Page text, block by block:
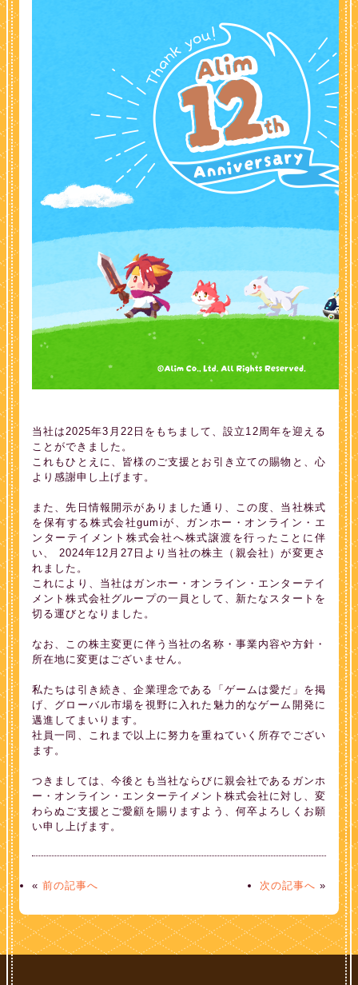
当社は2025年3月22日をもちまして、設立12周年を迎える
ことができました。
これもひとえに、皆様のご支援とお引き立ての賜物と、心
より感謝申し上げます。
また、先日情報開示がありました通り、この度、当社株式
を保有する株式会社gumiが、ガンホー・オンライン・エ
ンターテイメント株式会社へ株式譲渡を行ったことに伴
い、 2024年12月27日より当社の株主（親会社）が変更さ
れました。
これにより、当社はガンホー・オンライン・エンターテイ
メント株式会社グループの一員として、新たなスタートを
切る運びとなりました。
なお、この株主変更に伴う当社の名称・事業内容や方針・
所在地に変更はございません。
私たちは引き続き、企業理念である「ゲームは愛だ」を掲
げ、グローバル市場を視野に入れた魅力的なゲーム開発に
邁進してまいります。
社員一同、これまで以上に努力を重ねていく所存でござい
ます。
つきましては、今後とも当社ならびに親会社であるガンホ
ー・オンライン・エンターテイメント株式会社に対し、変
わらぬご支援とご愛顧を賜りますよう、何卒よろしくお願
い申し上げます。
«前の記事へ 次の記事へ »